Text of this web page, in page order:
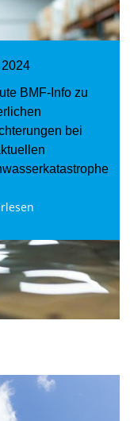
BMF-Info zu
bei